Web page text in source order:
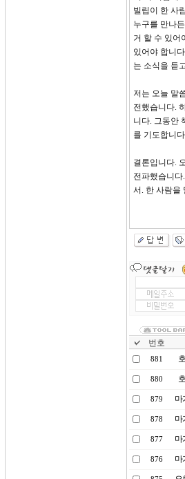
빌립이 한 사
누구를 만나
거 할 수 있어
있어야 합니
는 소식을 듣
저는 오늘 말
전했습니다.
니다. 그동안
를 기도합니
결론입니다.
전파했습니
서. 한 사람을
번호
881
880
879 마
878 마
877 마
876 마